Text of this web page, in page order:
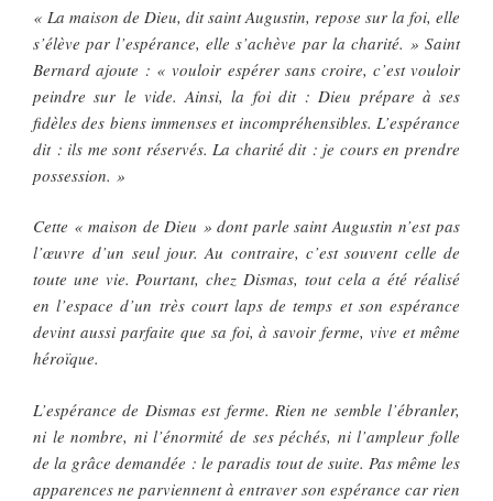
« La maison de Dieu, dit saint Augustin, repose sur la foi, elle
s’élève par l’espérance, elle s’achève par la charité. » Saint
Bernard ajoute : « vouloir espérer sans croire, c’est vouloir
peindre sur le vide. Ainsi, la foi dit : Dieu prépare à ses
fidèles des biens immenses et incompréhensibles. L’espérance
dit : ils me sont réservés. La charité dit : je cours en prendre
possession. »
Cette « maison de Dieu » dont parle saint Augustin n’est pas
l’œuvre d’un seul jour. Au contraire, c’est souvent celle de
toute une vie. Pourtant, chez Dismas, tout cela a été réalisé
en l’espace d’un très court laps de temps et son espérance
devint aussi parfaite que sa foi, à savoir ferme, vive et même
héroïque.
L’espérance de Dismas est ferme. Rien ne semble l’ébranler,
ni le nombre, ni l’énormité de ses péchés, ni l’ampleur folle
de la grâce demandée : le paradis tout de suite. Pas même les
apparences ne parviennent à entraver son espérance car rien